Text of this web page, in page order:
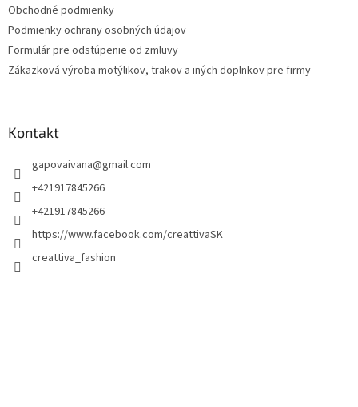
Obchodné podmienky
Podmienky ochrany osobných údajov
Formulár pre odstúpenie od zmluvy
Zákazková výroba motýlikov, trakov a iných doplnkov pre firmy
Kontakt
gapovaivana@gmail.com
+421917845266
+421917845266
https://www.facebook.com/creattivaSK
creattiva_fashion